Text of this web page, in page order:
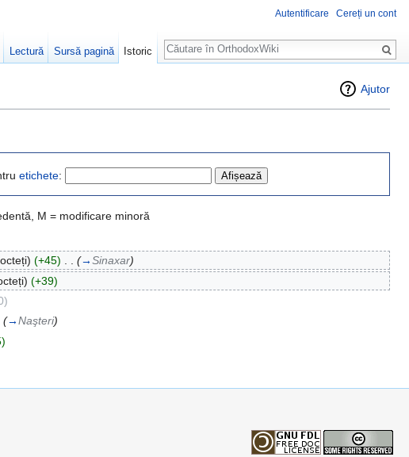
Ajutor
etichete:
M = modificare minoră
(+45) (→Sinaxar)
(+39)
(→Naşteri)
Autentificare Cereți un cont
Lectură Sursă pagină Istoric
Căutare